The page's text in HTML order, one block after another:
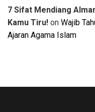
7 Sifat Mendiang
Kamu Tiru! on Wajib
Ajaran Agama Islam